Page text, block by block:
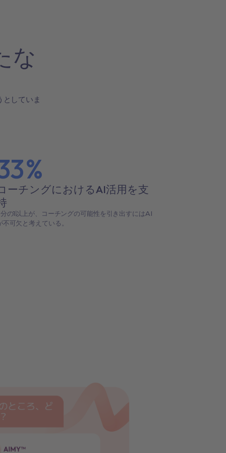
な
していま
%
ーチングにおけるAI活用を支
の1以上が、コーチングの可能性を引き出すにはAI
不可欠と考えている。